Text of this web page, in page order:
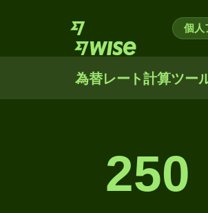
個人
為替レート計算ツー
250